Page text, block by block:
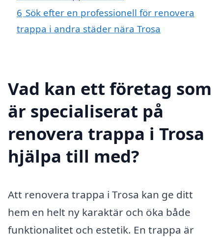
6 Sök efter en professionell för renovera
trappa i andra städer nära Trosa
Vad kan ett företag som
är specialiserat på
renovera trappa i Trosa
hjälpa till med?
Att renovera trappa i Trosa kan ge ditt
hem en helt ny karaktär och öka både
funktionalitet och estetik. En trappa är